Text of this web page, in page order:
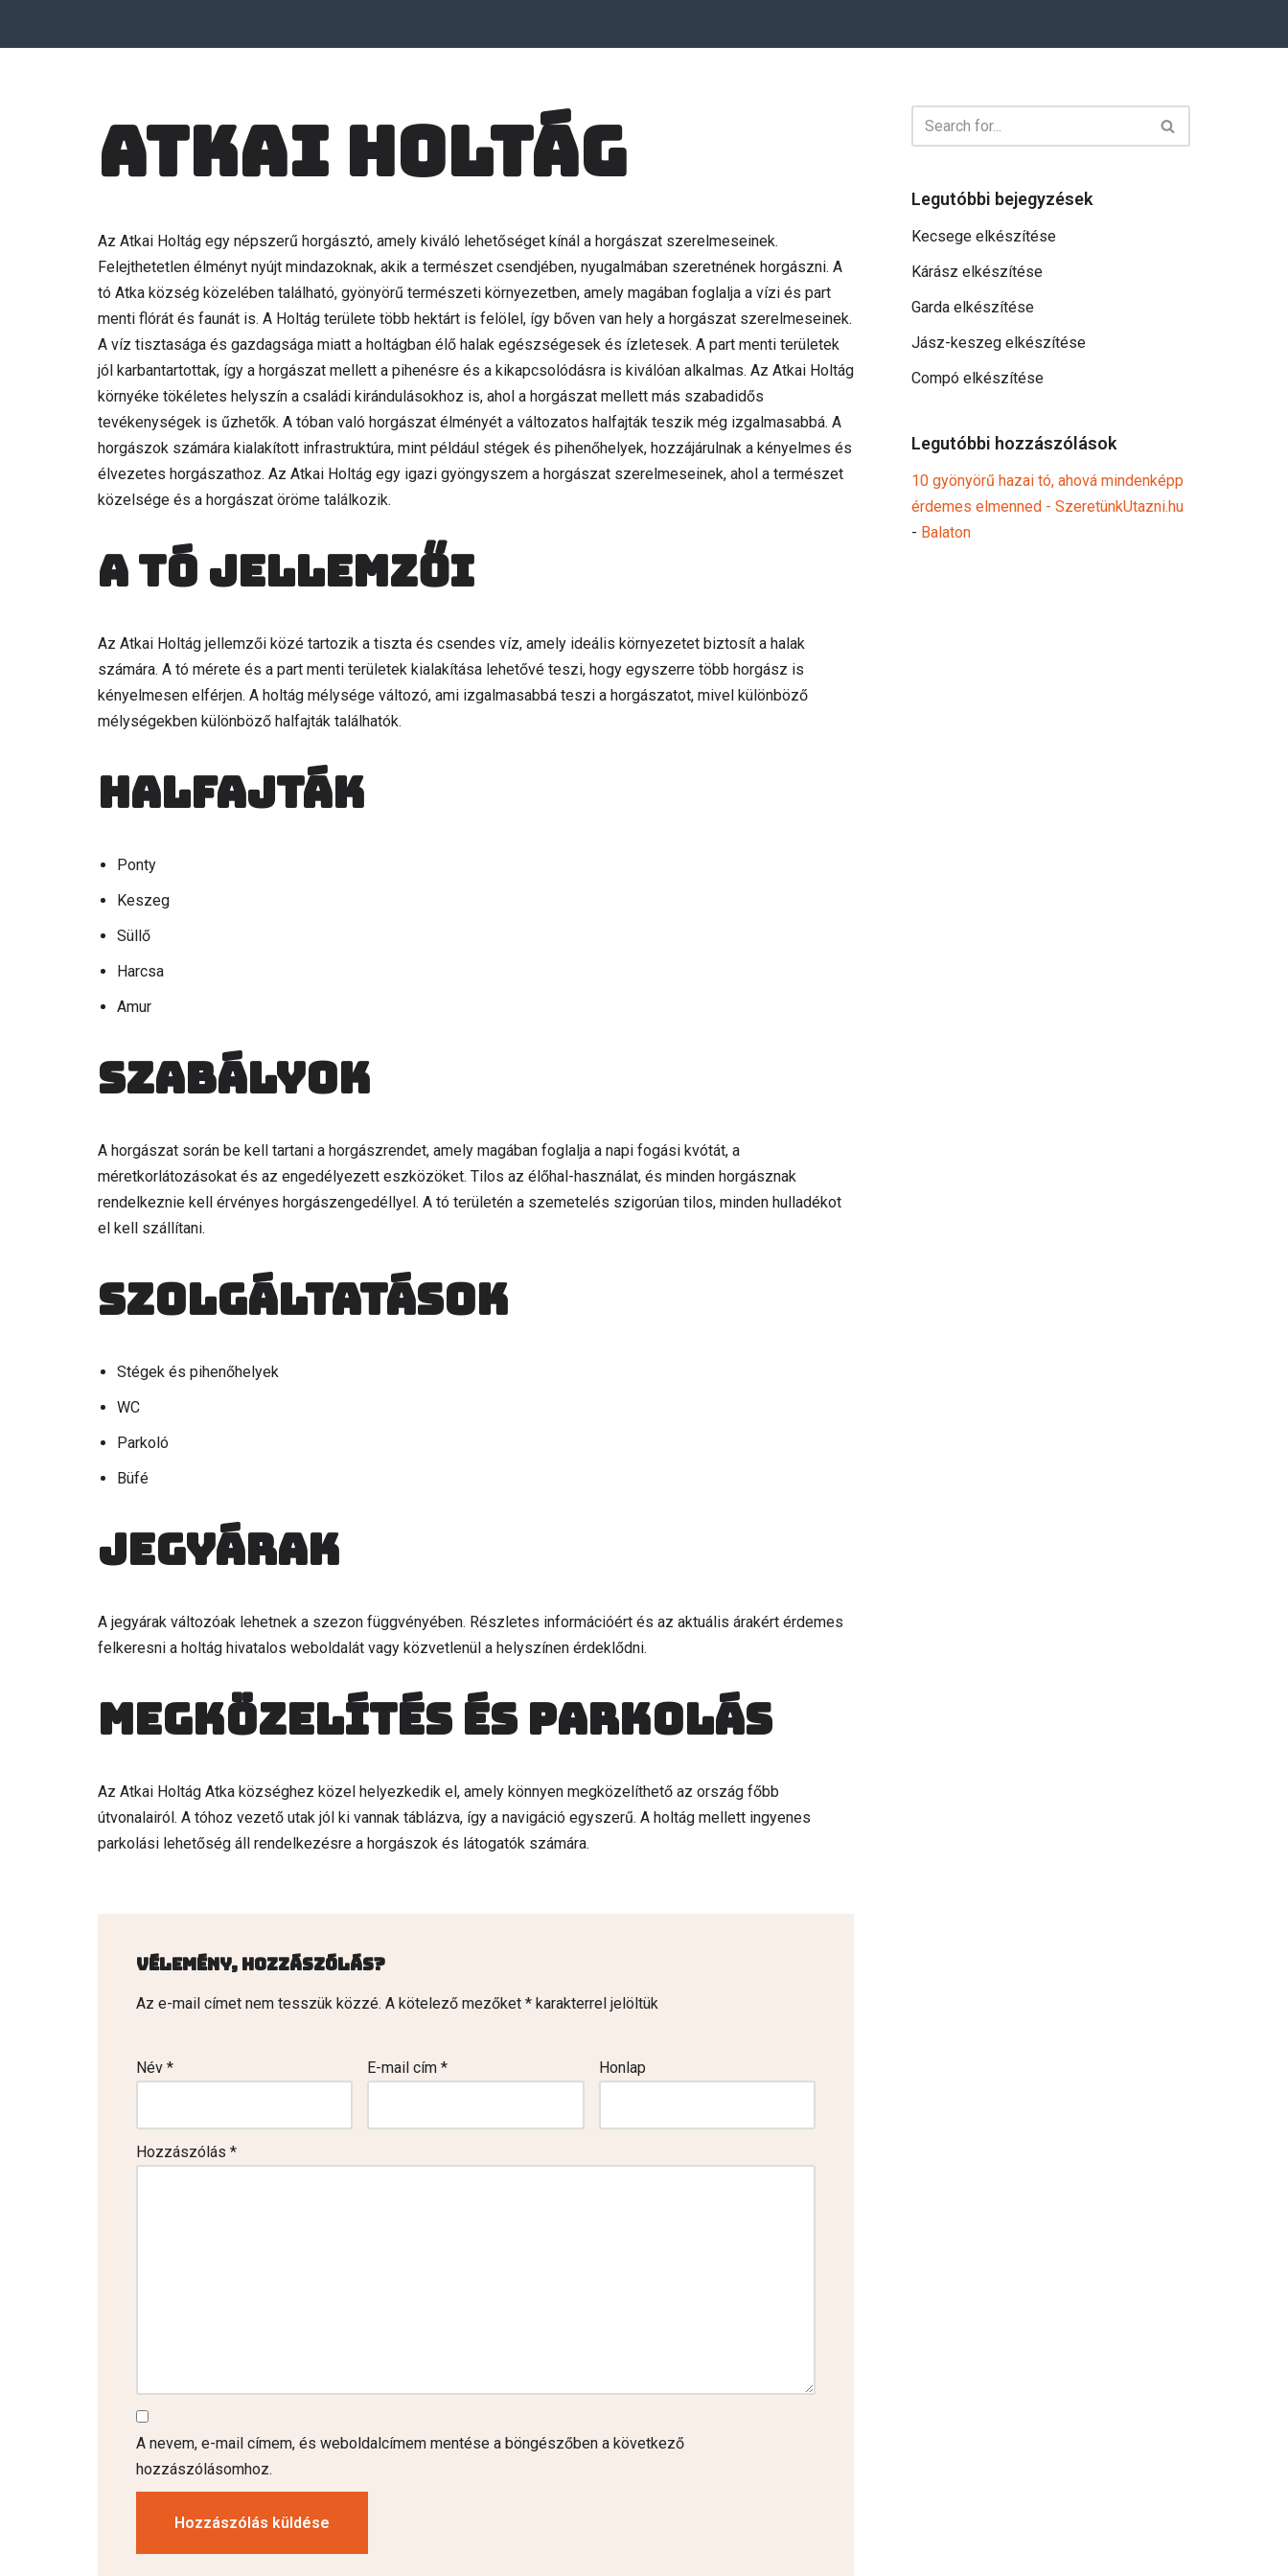
Atkai Holtág
Az Atkai Holtág egy népszerű horgásztó, amely kiváló lehetőséget kínál a horgászat szerelmeseinek.
Felejthetetlen élményt nyújt mindazoknak, akik a természet csendjében, nyugalmában szeretnének horgászni. A
tó Atka község közelében található, gyönyörű természeti környezetben, amely magában foglalja a vízi és part
menti flórát és faunát is. A Holtág területe több hektárt is felölel, így bőven van hely a horgászat szerelmeseinek.
A víz tisztasága és gazdagsága miatt a holtágban élő halak egészségesek és ízletesek. A part menti területek
jól karbantartottak, így a horgászat mellett a pihenésre és a kikapcsolódásra is kiválóan alkalmas. Az Atkai Holtág
környéke tökéletes helyszín a családi kirándulásokhoz is, ahol a horgászat mellett más szabadidős
tevékenységek is űzhetők. A tóban való horgászat élményét a változatos halfajták teszik még izgalmasabbá. A
horgászok számára kialakított infrastruktúra, mint például stégek és pihenőhelyek, hozzájárulnak a kényelmes és
élvezetes horgászathoz. Az Atkai Holtág egy igazi gyöngyszem a horgászat szerelmeseinek, ahol a természet
közelsége és a horgászat öröme találkozik.
A tó jellemzői
Az Atkai Holtág jellemzői közé tartozik a tiszta és csendes víz, amely ideális környezetet biztosít a halak
számára. A tó mérete és a part menti területek kialakítása lehetővé teszi, hogy egyszerre több horgász is
kényelmesen elférjen. A holtág mélysége változó, ami izgalmasabbá teszi a horgászatot, mivel különböző
mélységekben különböző halfajták találhatók.
Halfajták
Ponty
Keszeg
Süllő
Harcsa
Amur
Szabályok
A horgászat során be kell tartani a horgászrendet, amely magában foglalja a napi fogási kvótát, a
méretkorlátozásokat és az engedélyezett eszközöket. Tilos az élőhal-használat, és minden horgásznak
rendelkeznie kell érvényes horgászengedéllyel. A tó területén a szemetelés szigorúan tilos, minden hulladékot
el kell szállítani.
Szolgáltatások
Stégek és pihenőhelyek
WC
Parkoló
Büfé
Jegyárak
A jegyárak változóak lehetnek a szezon függvényében. Részletes információért és az aktuális árakért érdemes
felkeresni a holtág hivatalos weboldalát vagy közvetlenül a helyszínen érdeklődni.
Megközelítés és parkolás
Az Atkai Holtág Atka községhez közel helyezkedik el, amely könnyen megközelíthető az ország főbb
útvonalairól. A tóhoz vezető utak jól ki vannak táblázva, így a navigáció egyszerű. A holtág mellett ingyenes
parkolási lehetőség áll rendelkezésre a horgászok és látogatók számára.
Vélemény, hozzászólás?
Az e-mail címet nem tesszük közzé. A kötelező mezőket * karakterrel jelöltük
Név * E-mail cím* Honlap
Hozzászólás *
A nevem, e-mail címem, és weboldalcímem mentése a böngészőben a következő
hozzászólásomhoz.
Legutóbbi bejegyzések
Kecsege elkészítése
Kárász elkészítése
Garda elkészítése
Jász-keszeg elkészítése
Compó elkészítése
Legutóbbi hozzászólások
10 gyönyörű hazai tó, ahová mindenképp
érdemes elmenned - SzeretünkUtazni.hu
- Balaton